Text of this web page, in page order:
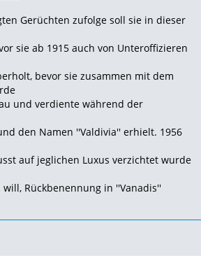
Gerüchten zufolge soll sie in dieser
sie ab 1915 auch von Unteroffizieren
bevor sie zusammen mit dem
und verdiente während der
den Namen ''Valdivia'' erhielt. 1956
auf jeglichen Luxus verzichtet wurde
Rückbenennung in ''Vanadis''